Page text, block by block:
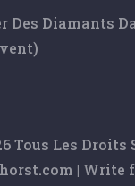
Des Diamants
Tous Les Droits
| Write